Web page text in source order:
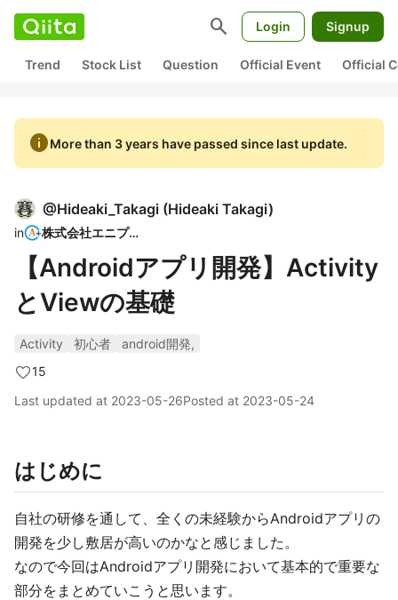
search Login Signup
Trend Stock List Question Official Event Official
infoMore than 3 years have passed since last update.
@Hideaki_Takagi (Hideaki Takagi)
in 株式会社エニプラ
【Androidアプリ開発】Activity
とViewの基礎
Activity 初心者
android開発,
15
Last updated at 2023-05-26Posted at 2023-05-24
はじめに
自社の研修を通して、全くの未経験からAndroidアプリの
開発を少し敷居が高いのかなと感じました。
なので今回はAndroidアプリ開発において基本的で重要な
部分をまとめていこうと思います。